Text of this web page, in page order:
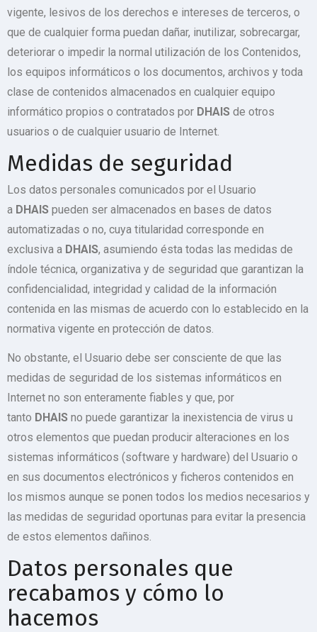
vigente, lesivos de los derechos e intereses de terceros, o
que de cualquier forma puedan dañar, inutilizar, sobrecargar,
deteriorar o impedir la normal utilización de los Contenidos,
los equipos informáticos o los documentos, archivos y toda
clase de contenidos almacenados en cualquier equipo
informático propios o contratados por DHAIS de otros
usuarios o de cualquier usuario de Internet.
Medidas de seguridad
Los datos personales comunicados por el Usuario
a DHAIS pueden ser almacenados en bases de datos
automatizadas o no, cuya titularidad corresponde en
exclusiva a DHAIS, asumiendo ésta todas las medidas de
índole técnica, organizativa y de seguridad que garantizan la
confidencialidad, integridad y calidad de la información
contenida en las mismas de acuerdo con lo establecido en la
normativa vigente en protección de datos.
No obstante, el Usuario debe ser consciente de que las
medidas de seguridad de los sistemas informáticos en
Internet no son enteramente fiables y que, por
tanto DHAIS no puede garantizar la inexistencia de virus u
otros elementos que puedan producir alteraciones en los
sistemas informáticos (software y hardware) del Usuario o
en sus documentos electrónicos y ficheros contenidos en
los mismos aunque se ponen todos los medios necesarios y
las medidas de seguridad oportunas para evitar la presencia
de estos elementos dañinos.
Datos personales que
recabamos y cómo lo
hacemos